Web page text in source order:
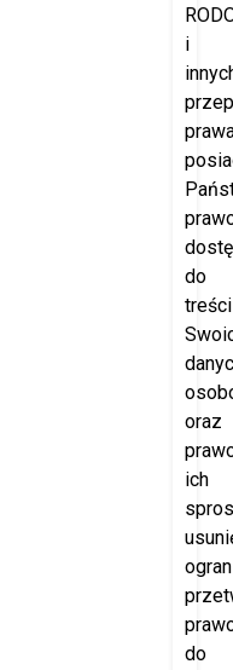
i
do
treści
oraz
ich
do